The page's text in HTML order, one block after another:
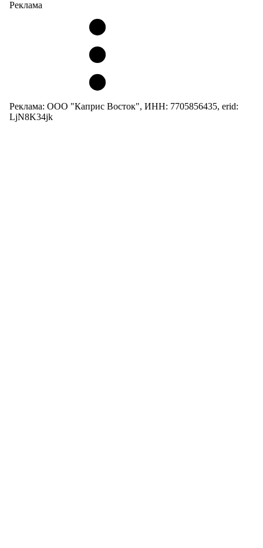
Реклама
Реклама: ООО "Каприс Восток", ИНН: 7705856435, erid:
LjN8K34jk